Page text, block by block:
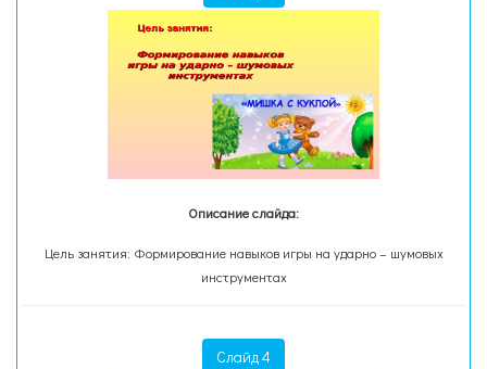
Описание слайда:
Цель занятия: Формирование навыков игры на ударно – шумовых
инструментах
Слайд 4